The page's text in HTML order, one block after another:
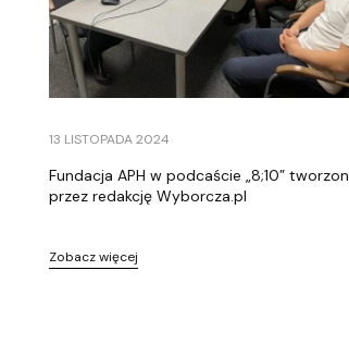
13 LISTOPADA 2024
Fundacja APH w podcaście „8;10”
przez redakcję Wyborcza.pl
Zobacz więcej